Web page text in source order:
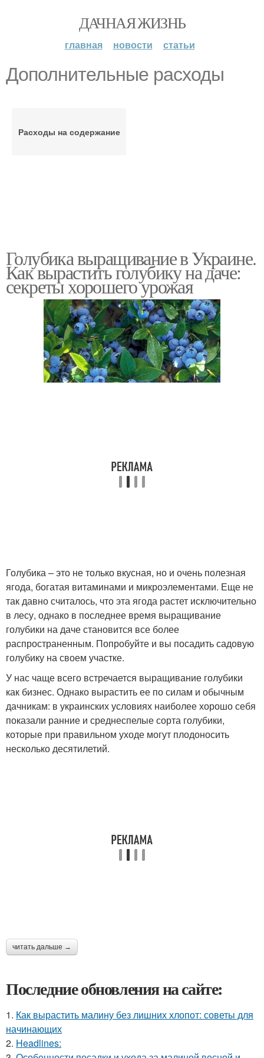
ДАЧНАЯ ЖИЗНЬ
главная новости статьи
Дополнительные расходы
Расходы на содержание
Голубика выращивание в Украине.
Как вырастить голубику на даче:
секреты хорошего урожая
Голубика – это не только вкусная, но и очень полезная
ягода, богатая витаминами и микроэлементами. Еще не
так давно считалось, что эта ягода растет исключительно
в лесу, однако в последнее время выращивание
голубики на даче становится все более
распространенным. Попробуйте и вы посадить садовую
голубику на своем участке.
У нас чаще всего встречается выращивание голубики
как бизнес. Однако вырастить ее по силам и обычным
дачникам: в украинских условиях наиболее хорошо себя
показали ранние и среднеспелые сорта голубики,
которые при правильном уходе могут плодоносить
несколько десятилетий.
читать дальше →
Последние обновления на сайте:
1. Как вырастить малину без лишних хлопот: советы для
начинающих
2. Headlines: